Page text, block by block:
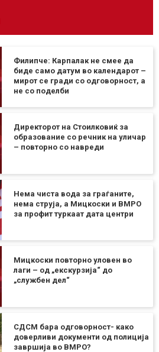
Филипче: Карпалак не смее да
биде само датум во календарот –
мирот се гради со одговорност, а
не со поделби
Директорот на Стоилковиќ за
образование со речник на уличар
– повторно со навреди
Нема чиста вода за граѓаните,
нема струја, а Мицкоски и ВМРО
за профит туркаат дата центри
Мицкоски повторно уловен во
лаги – од „екскурзија“ до
„службен дел“
СДСМ бара одговорност- како
доверливи документи од полиција
завршија во ВМРО?